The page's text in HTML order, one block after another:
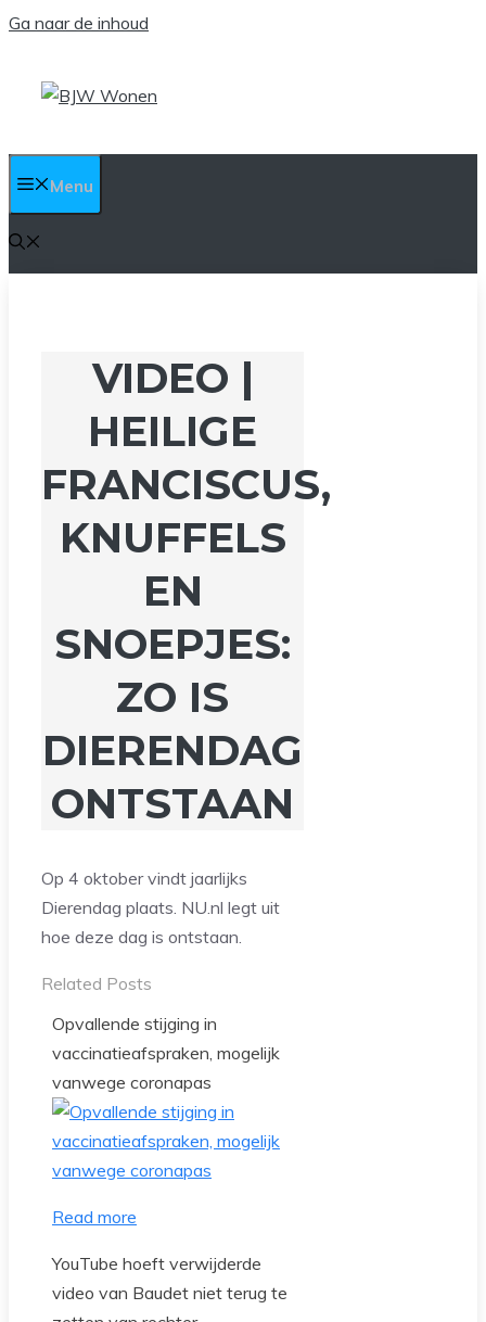
Ga naar de inhoud
Menu
VIDEO |
HEILIGE
FRANCISCUS,
KNUFFELS
EN
SNOEPJES:
ZO IS
DIERENDAG
ONTSTAAN
Op 4 oktober vindt jaarlijks
Dierendag plaats. NU.nl legt uit
hoe deze dag is ontstaan.
Related Posts
Opvallende stijging in
vaccinatieafspraken, mogelijk
vanwege coronapas
Read more
YouTube hoeft verwijderde
video van Baudet niet terug te